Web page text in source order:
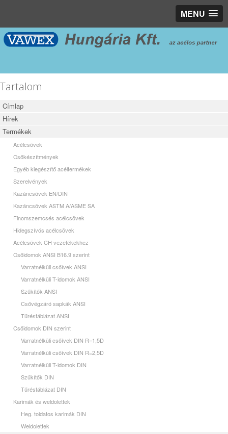
MENU
Tartalom
Címlap
Hírek
Termékek
Acélcsövek
Csőkészítmények
Egyéb kiegészítő acéltermékek
Szerelvények
Kazáncsövek EN/DIN
Kazáncsövek ASTM A/ASME SA
Finomszemcsés acélcsövek
Hidegszívós acélcsövek
Acélcsövek CH vezetékekhez
Csőidomok ANSI B16.9 szerint
Varratnélküli csőívek ANSI
Varratnélküli T-idomok ANSI
Szűkítők ANSI
Csővégzáró sapkák ANSI
Tűréstáblázat ANSI
Csőidomok DIN szerint
Varratnélküli csőívek DIN R=1,5D
Varratnélküli csőívek DIN R=2,5D
Varratnélküli T-idomok DIN
Szűkítők DIN
Tűréstáblázat DIN
Karimák és weldolettek
Heg. toldatos karimák DIN
Weldolettek